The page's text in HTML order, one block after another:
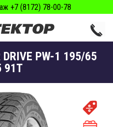
+7 (8172) 78-00-78
DRIVE PW-1 195/65
91T